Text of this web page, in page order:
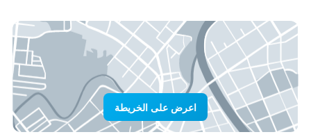
اعرض على الخريطة